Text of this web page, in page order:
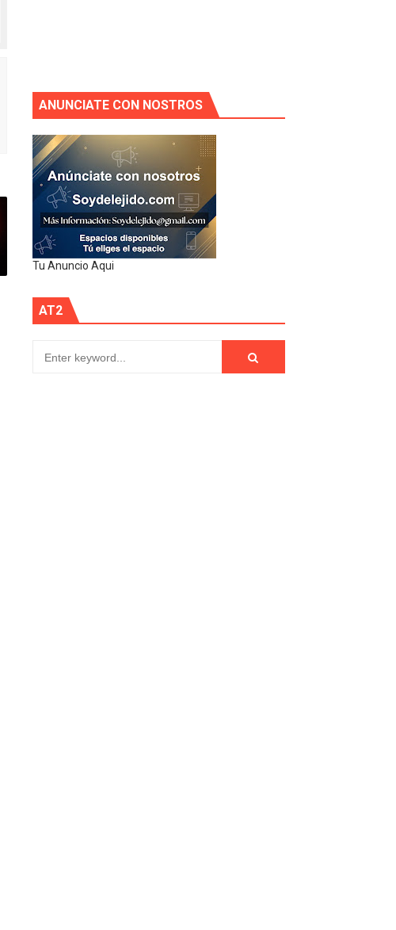
ANUNCIATE CON NOSTROS
Tu Anuncio Aqui
AT2